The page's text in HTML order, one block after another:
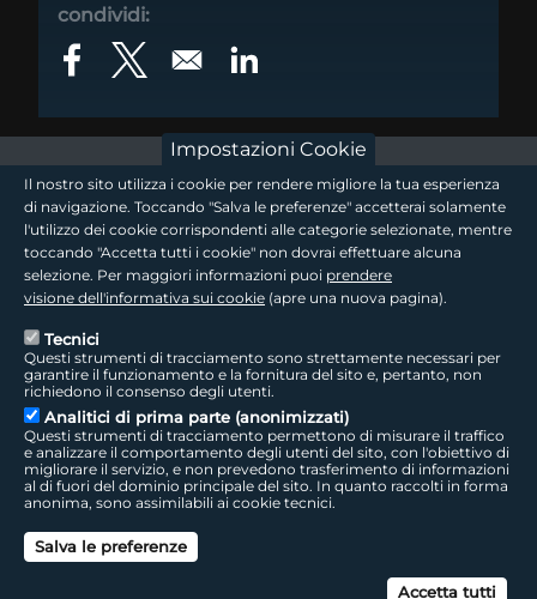
condividi:
Opens in a new window
Opens in a new windowOpens in a new window
footer - sezione logo 1
footer - sezione logo2
footer - sezione colophon
Sede Legale: Via della Liberazione, 15 - 40128 Bologna BO
Capitale Sociale interamente versato ad oggi: € 69.881.000,00 | P.IVA/C.F.
footer - sezione link utili
Seguici sui social
LepidaTV | Accessibilità | Cookie | Privacy | Social Media Policy
Impostazioni Cookie
Il nostro sito utilizza i cookie per rendere migliore la tua esperienza
di navigazione. Toccando "Salva le preferenze" accetterai solamente
l'utilizzo dei cookie corrispondenti alle categorie selezionate, mentre
toccando "Accetta tutti i cookie" non dovrai effettuare alcuna
selezione. Per maggiori informazioni puoi prendere
visione dell'informativa sui cookie (apre una nuova pagina).
Tecnici
Questi strumenti di tracciamento sono strettamente necessari per
garantire il funzionamento e la fornitura del sito e, pertanto, non
richiedono il consenso degli utenti.
Analitici di prima parte (anonimizzati)
Questi strumenti di tracciamento permettono di misurare il traffico
e analizzare il comportamento degli utenti del sito, con l'obiettivo di
migliorare il servizio, e non prevedono trasferimento di informazioni
al di fuori del dominio principale del sito. In quanto raccolti in forma
anonima, sono assimilabili ai cookie tecnici.
Salva le preferenze
Accetta tutti